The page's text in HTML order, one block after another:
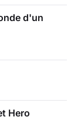
d'un
Hero